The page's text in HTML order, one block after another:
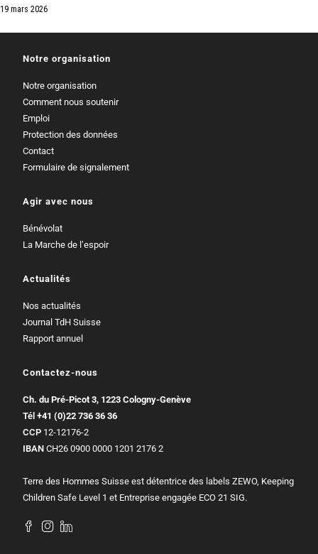
19 mars 2026
Notre organisation
Notre organisation
Comment nous soutenir
Emploi
Protection des données
Contact
Formulaire de signalement
Agir avec nous
Bénévolat
La Marche de l’espoir
Actualités
Nos actualités
Journal TdH Suisse
Rapport annuel
Contactez-nous
Ch. du Pré-Picot 3, 1223 Cologny-Genève
Tél +41 (0)22 736 36 36
CCP 12-12176-2
IBAN CH26 0900 0000 1201 2176 2
Terre des Hommes Suisse est détentrice des labels ZEWO, Keeping
Children Safe Level 1 et Entreprise engagée ECO 21 SIG.